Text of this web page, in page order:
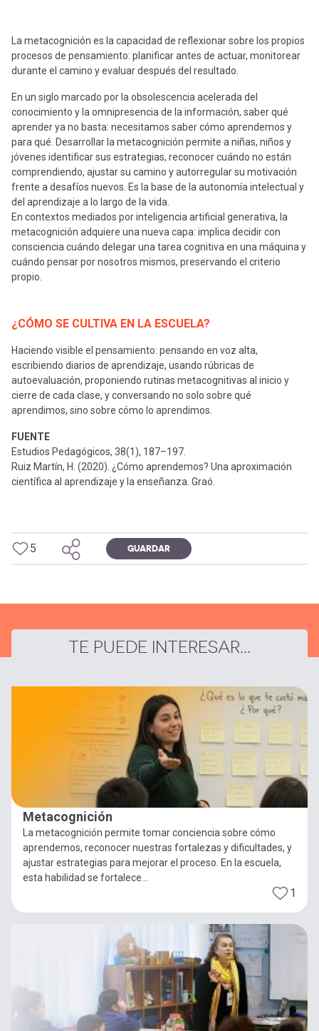
Mobile]
Menú
entrar
a
mi
cuenta
la
navegación
La metacognición es la capacidad de reflexionar sobre los propios
procesos de pensamiento: planificar antes de actuar, monitorear
durante el camino y evaluar después del resultado.
En un siglo marcado por la obsolescencia acelerada del
conocimiento y la omnipresencia de la información, saber qué
aprender ya no basta: necesitamos saber cómo aprendemos y
para qué. Desarrollar la metacognición permite a niñas, niños y
jóvenes identificar sus estrategias, reconocer cuándo no están
comprendiendo, ajustar su camino y autorregular su motivación
frente a desafíos nuevos. Es la base de la autonomía intelectual y
del aprendizaje a lo largo de la vida.
En contextos mediados por inteligencia artificial generativa, la
metacognición adquiere una nueva capa: implica decidir con
consciencia cuándo delegar una tarea cognitiva en una máquina y
cuándo pensar por nosotros mismos, preservando el criterio
propio.
¿CÓMO SE CULTIVA EN LA ESCUELA?
Haciendo visible el pensamiento: pensando en voz alta,
escribiendo diarios de aprendizaje, usando rúbricas de
autoevaluación, proponiendo rutinas metacognitivas al inicio y
cierre de cada clase, y conversando no solo sobre qué
aprendimos, sino sobre cómo lo aprendimos.
FUENTE
Estudios Pedagógicos, 38(1), 187–197.
Ruiz Martín, H. (2020). ¿Cómo aprendemos? Una aproximación
científica al aprendizaje y la enseñanza. Graó.
5 GUARDAR
TE PUEDE INTERESAR...
Metacognición
La metacognición permite tomar conciencia sobre cómo
aprendemos, reconocer nuestras fortalezas y dificultades, y
ajustar estrategias para mejorar el proceso. En la escuela,
esta habilidad se fortalece...
1